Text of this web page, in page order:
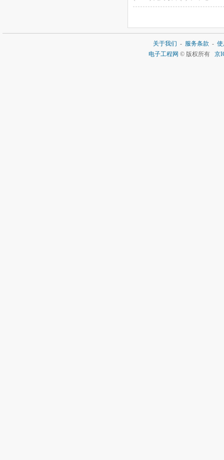
关于我们 - 服务条款 -
电子工程网 © 版权所有 京